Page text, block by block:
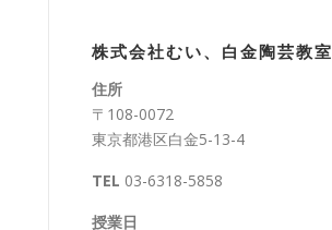
株式会社むい、白金陶芸教室
住所
〒108-0072
東京都港区白金5-13-4
TEL 03-6318-5858
授業日